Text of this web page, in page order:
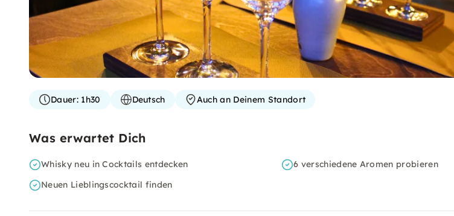
Dauer:1h30 Deutsch Auch an Deinem Standort
Was erwartet Dich
Whisky neu in Cocktails entdecken
6 verschiedene Aromen probieren
Neuen Lieblingscocktail finden